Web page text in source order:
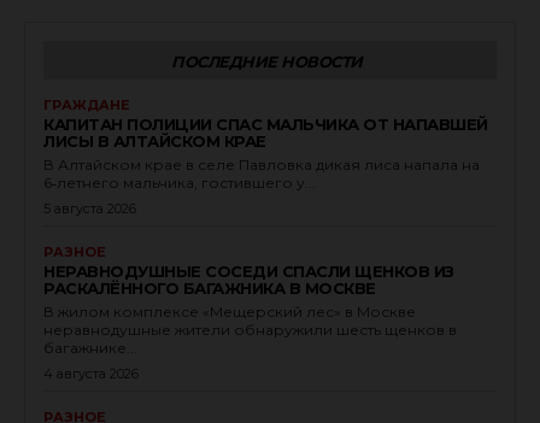
ПОСЛЕДНИЕ НОВОСТИ
ГРАЖДАНЕ
КАПИТАН ПОЛИЦИИ СПАС МАЛЬЧИКА ОТ НАПАВШЕЙ
ЛИСЫ В АЛТАЙСКОМ КРАЕ
В Алтайском крае в селе Павловка дикая лиса напала на
6‑летнего мальчика, гостившего у...
5 августа 2026
РАЗНОЕ
НЕРАВНОДУШНЫЕ СОСЕДИ СПАСЛИ ЩЕНКОВ ИЗ
РАСКАЛЁННОГО БАГАЖНИКА В МОСКВЕ
В жилом комплексе «Мещерский лес» в Москве
неравнодушные жители обнаружили шесть щенков в
багажнике...
4 августа 2026
РАЗНОЕ